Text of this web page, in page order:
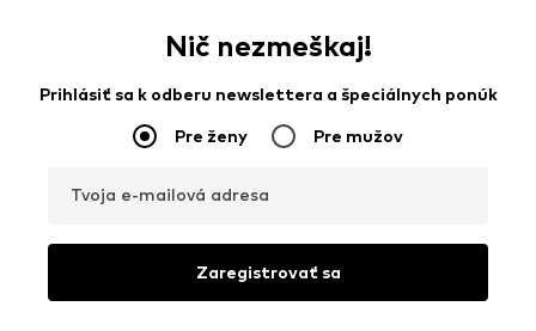
Nič nezmeškaj!
Prihlásiť sa k odberu newslettera a špeciálnych ponúk
Pre ženy Pre mužov
Tvoja e-mailová adresa
Zaregistrovať sa